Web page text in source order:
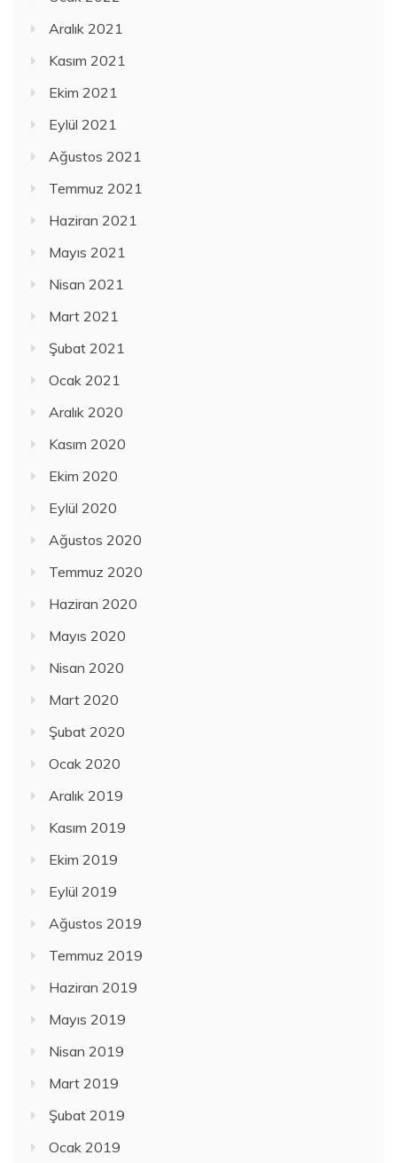
Aralık 2021
Kasım 2021
Ekim 2021
Eylül 2021
Ağustos 2021
Temmuz 2021
Haziran 2021
Mayıs 2021
Nisan 2021
Mart 2021
Şubat 2021
Ocak 2021
Aralık 2020
Kasım 2020
Ekim 2020
Eylül 2020
Ağustos 2020
Temmuz 2020
Haziran 2020
Mayıs 2020
Nisan 2020
Mart 2020
Şubat 2020
Ocak 2020
Aralık 2019
Kasım 2019
Ekim 2019
Eylül 2019
Ağustos 2019
Temmuz 2019
Haziran 2019
Mayıs 2019
Nisan 2019
Mart 2019
Şubat 2019
Ocak 2019